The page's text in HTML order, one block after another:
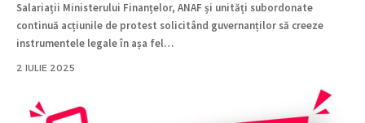
Salariații Ministerului Finanțelor, ANAF și unități subordonate
continuă acțiunile de protest solicitând guvernanților să creeze
instrumentele legale în așa fel…
2 IULIE 2025